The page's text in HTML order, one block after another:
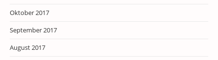
Oktober 2017
September 2017
August 2017